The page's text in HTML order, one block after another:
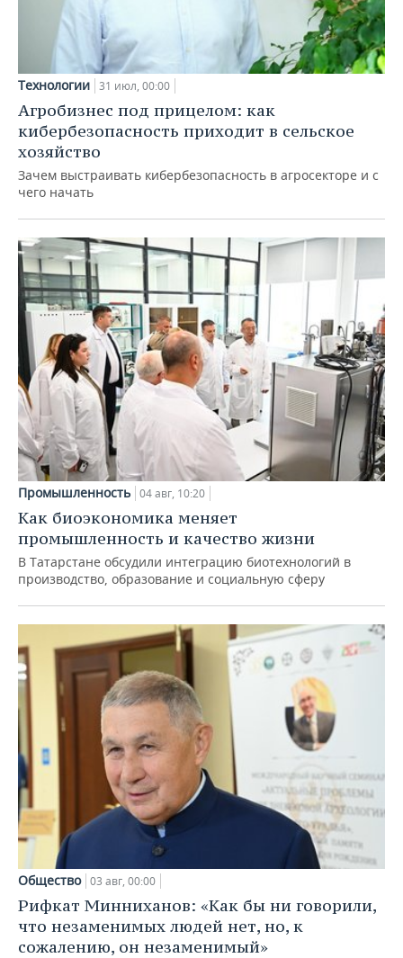
Технологии 31 июл, 00:00
Агробизнес под прицелом: как
кибербезопасность приходит в сельское
хозяйство
Зачем выстраивать кибербезопасность в агросекторе и с
чего начать
Промышленность 04 авг, 10:20
Как биоэкономика меняет
промышленность и качество жизни
В Татарстане обсудили интеграцию биотехнологий в
производство, образование и социальную сферу
Общество 03 авг, 00:00
Рифкат Минниханов: «Как бы ни говорили,
что незаменимых людей нет, но, к
сожалению, он незаменимый»